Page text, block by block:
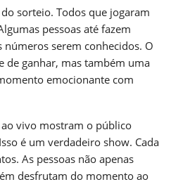
sorteio. Todos que jogaram
pessoas até fazem
serem conhecidos. O
de ganhar, mas também uma
emocionante com
vivo mostram o público
é um verdadeiro show. Cada
As pessoas não apenas
desfrutam do momento ao